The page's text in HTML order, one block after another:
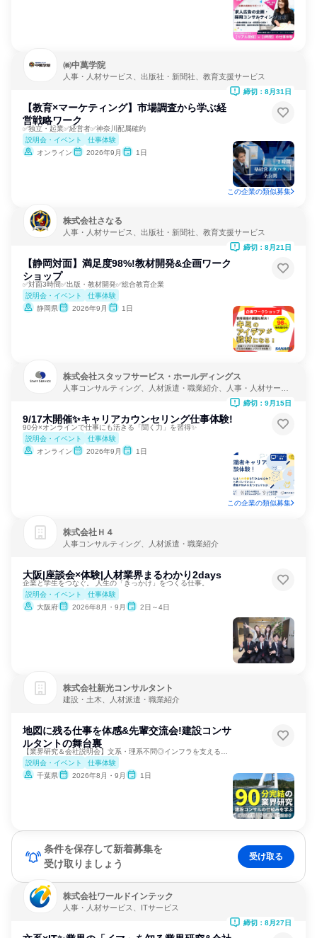
㈱中萬学院
人事・人材サービス、出版社・新聞社、教育支援サービス
【教育×マーケティング】市場調査から学ぶ経
営戦略ワーク
✅独立・起業✅経営者✅神奈川配属確約
説明会・イベント
仕事体験
オンライン
2026年9月 1日
締切：8月31日
この企業の類似募集
株式会社さなる
人事・人材サービス、出版社・新聞社、教育支援サービス
【静岡対面】満足度98%!教材開発&企画ワーク
ショップ
✅対面3時間✅出版・教材開発✅総合教育企業
説明会・イベント
仕事体験
静岡県
2026年9月 1日
締切：8月21日
株式会社スタッフサービス・ホールディングス
人事コンサルティング、人材派遣・職業紹介、人事・人材サービ
9/17木開催✨キャリアカウンセリング仕事体験!
90分×オンラインで仕事にも活きる「聞く力」を習得✨
説明会・イベント
仕事体験
オンライン
2026年9月 1日
締切：9月15日
この企業の類似募集
株式会社Ｈ４
人事コンサルティング、人材派遣・職業紹介
大阪|座談会×体験|人材業界まるわかり2days
企業と学生をつなぐ。 人生の「きっかけ」をつくる仕事。
説明会・イベント
仕事体験
大阪府
2026年8月・9月 2日～4日
株式会社新光コンサルタント
建設・土木、人材派遣・職業紹介
地図に残る仕事を体感&先輩交流会!建設コンサ
ルタントの舞台裏
説明会・イベント
仕事体験
千葉県
2026年8月・9月 1日
条件を保存して新着募集を
受け取りましょう
受け取る
株式会社ワールドインテック
人事・人材サービス、ITサービス
締切：8月27日